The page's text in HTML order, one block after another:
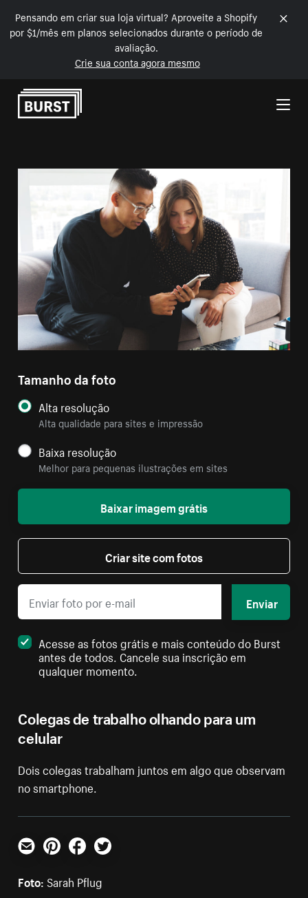
Pensando em criar sua loja virtual? Aproveite a Shopify
por $1/mês em planos selecionados durante o período de
avaliação.
Crie sua conta agora mesmo
Pular para o conteúdo
Colegas de trabalho olhando para um
celular
Dois colegas trabalham juntos em algo que observam
no smartphone.
Tamanho da foto
Alta resolução
Alta qualidade para sites e impressão
Baixa resolução
Melhor para pequenas ilustrações em sites
Baixar imagem grátis
Criar site com fotos
Enviar
Acesse as fotos grátis e mais conteúdo do Burst
antes de todos. Cancele sua inscrição em
qualquer momento.
E-mailPinterestFacebookTwitter
Foto: Sarah Pflug